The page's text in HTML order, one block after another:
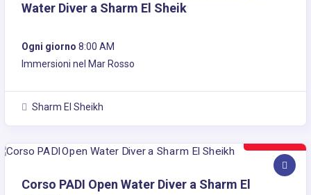
Water Diver a Sharm El Sheik
Ogni giorno 8:00 AM
Immersioni nel Mar Rosso
Sharm El Sheikh
Corso PADI Open Water Diver a Sharm El